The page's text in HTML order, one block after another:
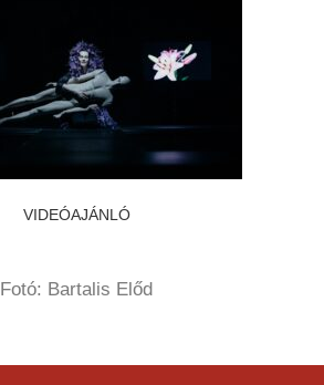
VIDEÓAJÁNLÓ
Fotó: Bartalis Előd